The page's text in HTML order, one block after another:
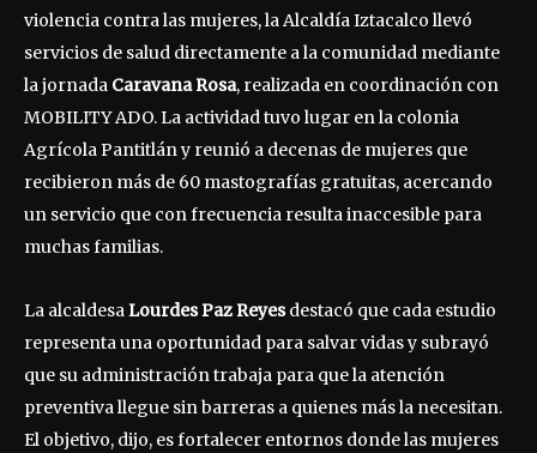
violencia contra las mujeres, la Alcaldía Iztacalco llevó
servicios de salud directamente a la comunidad mediante
la jornada Caravana Rosa, realizada en coordinación con
MOBILITY ADO. La actividad tuvo lugar en la colonia
Agrícola Pantitlán y reunió a decenas de mujeres que
recibieron más de 60 mastografías gratuitas, acercando
un servicio que con frecuencia resulta inaccesible para
muchas familias.
La alcaldesaLourdes Paz Reyesdestacó que cada estudio
representa una oportunidad para salvar vidas y subrayó
que su administración trabaja para que la atención
preventiva llegue sin barreras a quienes más la necesitan.
El objetivo, dijo, es fortalecer entornos donde las mujeres